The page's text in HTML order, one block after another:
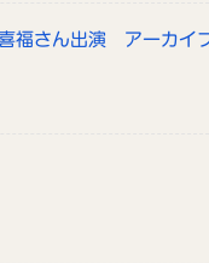
福さん出演 アーカイ